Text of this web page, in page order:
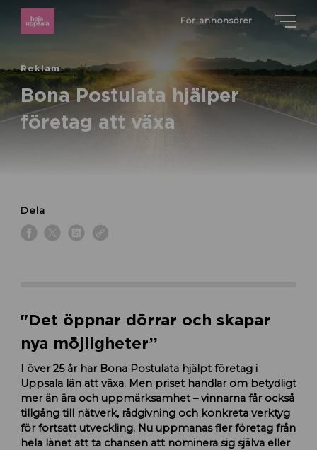
För annonsörer
Reklam
Bona Postulata hjälper
företag att växa
Dela
"Det öppnar dörrar och skapar
nya möjligheter”
I över 25 år har Bona Postulata hjälpt företag i
Uppsala län att växa. Men priset handlar om betydligt
mer än ära och uppmärksamhet – vinnarna får också
tillgång till nätverk, rådgivning och konkreta verktyg
för fortsatt utveckling. Nu uppmanas fler företag från
hela länet att ta chansen att nominera sig själva eller